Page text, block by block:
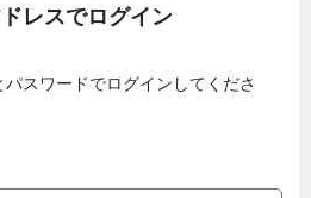
レスでログイン
スワードでログインしてくださ